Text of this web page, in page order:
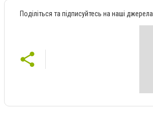
Поділіться та підписуйтесь на наші джерела